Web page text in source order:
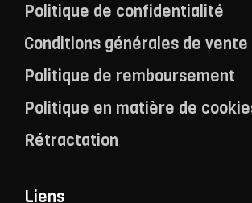
Politique de confidentialité
Conditions générales de vente
Politique de remboursement
Politique en matière de
Rétractation
Liens